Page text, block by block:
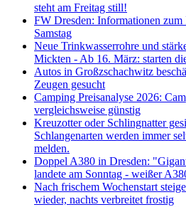
steht am Freitag still!
FW Dresden: Informationen zum
Samstag
Neue Trinkwasserrohre und
Mickten - Ab 16. März: starten
Autos in Großzschachwitz
Zeugen gesucht
Camping Preisanalyse 2026:
vergleichsweise günstig
Kreuzotter oder Schlingnatter
Schlangenarten werden immer
melden.
Doppel A380 in Dresden:
landete am Sonntag - weißer
Nach frischem Wochenstart
wieder, nachts verbreitet frostig